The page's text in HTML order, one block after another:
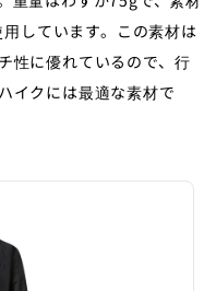
しています。この素材は
性に優れているので、行
イクには最適な素材で